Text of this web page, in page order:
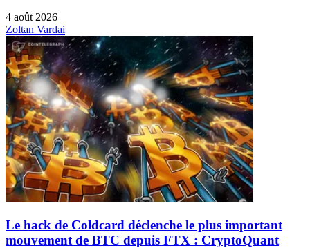
4 août 2026
Zoltan Vardai
Le hack de Coldcard déclenche le plus important
mouvement de BTC depuis FTX : CryptoQuant